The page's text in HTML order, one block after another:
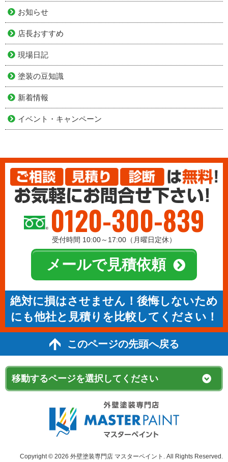
お知らせ
店長おすすめ
現場日記
塗装の豆知識
新着情報
イベント・キャンペーン
0120-300-839
受付時間 10:00～17:00（月曜日定休）
メールで見積依頼
絶対に損はさせません！後悔しないため
にも他社と見積りを比較してください！
このページの先頭へ戻る
Copyright © 2026 外壁塗装専門店 マスターペイント. All Rights Reserved.